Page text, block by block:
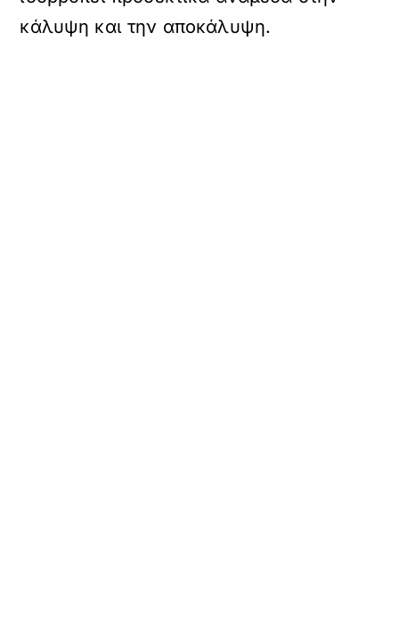
κάλυψη και την αποκάλυψη.